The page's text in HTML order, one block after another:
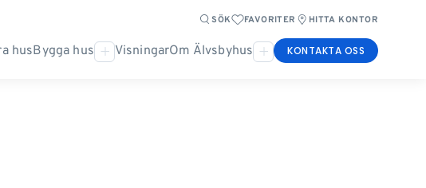
SÖK FAVORITER HITTA KONTOR
husBygga hus VisningarOm Älvsbyhus KONTAKTA OSS